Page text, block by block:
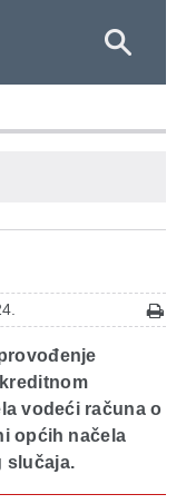
vodeći računa o
općih načela
slučaja.